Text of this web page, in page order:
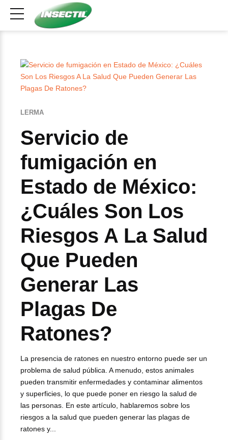
LERMA
Servicio de
fumigación en
Estado de México:
¿Cuáles Son Los
Riesgos A La Salud
Que Pueden
Generar Las
Plagas De
Ratones?
La presencia de ratones en nuestro entorno puede ser un
problema de salud pública. A menudo, estos animales
pueden transmitir enfermedades y contaminar alimentos
y superficies, lo que puede poner en riesgo la salud de
las personas. En este artículo, hablaremos sobre los
riesgos a la salud que pueden generar las plagas de
ratones y...